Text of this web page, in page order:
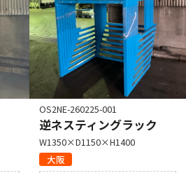
OS2NE-260225-001
逆ネスティングラック
W1350×D1150×H1400
大阪